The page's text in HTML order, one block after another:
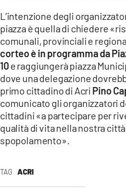
TAG ACRI
L’intenzione degli
piazza è quella di chiedere
comunali, provinciali e
corteo è in programma da
10e raggiungerà piazza
dove una delegazione
primo cittadino di Acri Pino
comunicato gli organizzatori
cittadini «a partecipare per
qualità di vita nella nostra
spopolamento».